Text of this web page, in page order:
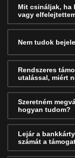
Mit csináljak, ha
vagy
Nem tudok
Rendszeres
utalással, miért
Szeretném
hogyan tudom?
Lejár a
számát a